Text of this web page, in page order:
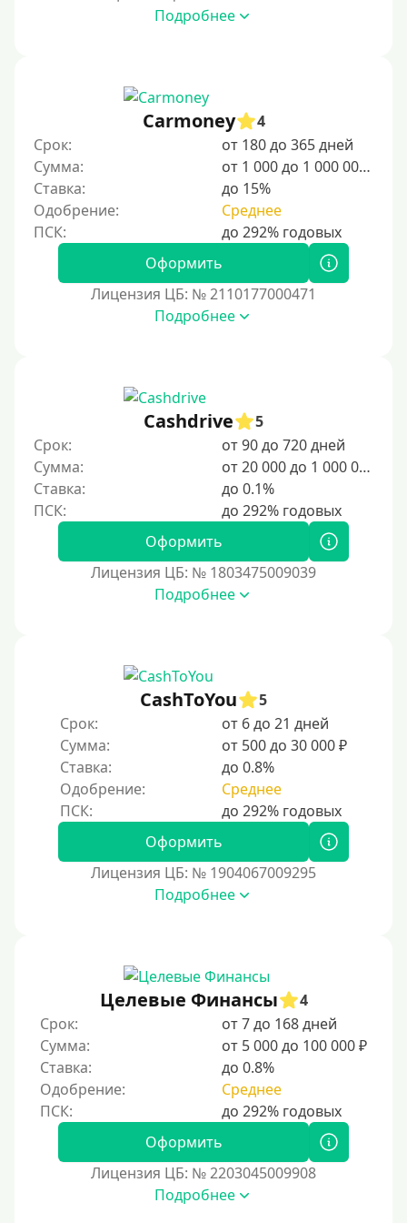
Для граждан СНГ
300 руб
400 руб
500 руб
1000 руб
6000 руб
7000 руб
8000 руб
10000 руб
30000 руб на год
35000 руб
40000 руб
50000 руб
60000 руб
70000 руб
150000 руб
200000 руб
250000 руб
300000 руб
500000 руб
Мини займы
Подробнее
Carmoney
4
Срок:
от 180 до 365 дней
Сумма:
от 1 000 до 1 000 000 ₽
Ставка:
до 15%
Одобрение:
Среднее
Оформить
Лицензия ЦБ: № 2110177000471
Подробнее
Cashdrive
5
Срок:
от 90 до 720 дней
Сумма:
от 20 000 до 1 000 000 ₽
Ставка:
до 0.1%
Оформить
Лицензия ЦБ: № 1803475009039
Подробнее
CashToYou
5
Срок:
от 6 до 21 дней
Сумма:
от 500 до 30 000 ₽
Ставка:
до 0.8%
Одобрение:
Среднее
Оформить
Лицензия ЦБ: № 1904067009295
Подробнее
Целевые Финансы
4
Срок:
от 7 до 168 дней
Сумма:
от 5 000 до 100 000 ₽
Ставка:
до 0.8%
Одобрение:
Среднее
Оформить
Лицензия ЦБ: № 2203045009908
Подробнее